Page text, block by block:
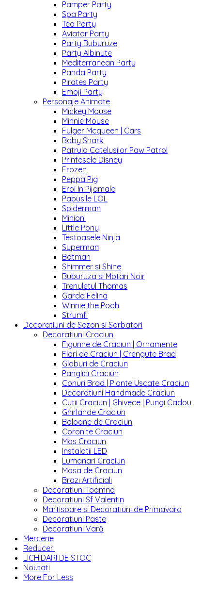
Pamper Party
Spa Party
Tea Party
Aviator Party
Party Buburuze
Party Albinute
Mediterranean Party
Panda Party
Pirates Party
Emoji Party
Personaje Animate
Mickey Mouse
Minnie Mouse
Fulger Mcqueen | Cars
Baby Shark
Patrula Catelusilor Paw Patrol
Printesele Disney
Frozen
Peppa Pig
Eroi In Pijamale
Papusile LOL
Spiderman
Minioni
Little Pony
Testoasele Ninja
Superman
Batman
Shimmer si Shine
Buburuza si Motan Noir
Trenuletul Thomas
Garda Felina
Winnie the Pooh
Strumfi
Decoratiuni de Sezon si Sarbatori
Decoratiuni Craciun
Figurine de Craciun | Ornamente
Flori de Craciun | Crengute Brad
Globuri de Craciun
Panglici Craciun
Conuri Brad | Plante Uscate Craciun
Decoratiuni Handmade Craciun
Cutii Craciun | Ghivece | Pungi Cadou
Ghirlande Craciun
Baloane de Craciun
Coronite Craciun
Mos Craciun
Instalatii LED
Lumanari Craciun
Masa de Craciun
Brazi Artificiali
Decoratiuni Toamna
Decoratiuni Sf Valentin
Martisoare si Decoratiuni de Primavara
Decoratiuni Paste
Decoratiuni Vară
Mercerie
Reduceri
LICHIDARI DE STOC
Noutati
More For Less